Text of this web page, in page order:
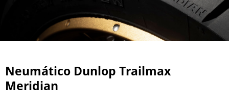
Neumático Dunlop Trailmax
Meridian